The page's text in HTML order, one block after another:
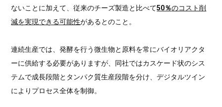
ないことに加えて、従来のチーズ製造と比べて50％のコスト削
減を実現できる可能性があるとのこと。
連続生産では、発酵を行う微生物と原料を常にバイオリアクタ
ーに供給する必要がありますが、同社ではカスケード状のシス
テムで成長段階とタンパク質生産段階を分け、デジタルツイン
によりプロセス全体を制御。